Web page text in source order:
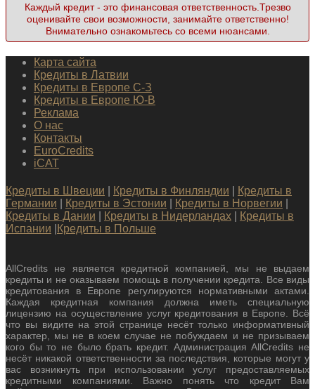
Каждый кредит - это финансовая ответственность.Трезво
оценивайте свои возможности, занимайте ответственно!
Внимательно ознакомьтесь со всеми нюансами.
Карта сайта
Кредиты в Латвии
Кредиты в Европе С-З
Кредиты в Европе Ю-В
Реклама
О нас
Контакты
EuroCredits
iCAT
Кредиты в Швеции Кредиты в Финляндии
Кредиты в
Германии
Кредиты в Эстонии Кредиты в Норвегии
Кредиты в Дании
Кредиты в Нидерландах
Кредиты в
Испании
Кредиты в Польше
AllCredits не является кредитной компанией, мы не выдаем
кредиты и не оказываем помощь в получении кредита. Все виды
кредитования в Европе регулируются нормативными актами.
Каждая кредитная компания должна иметь специальную
лицензию на осуществление услуг кредитования в Европе. Всё
что вы видите на этой странице несёт только информативный
характер, мы не в коем случае не побуждаем и не призываем
кого бы то не было брать кредит. Администрация AllCredits не
несёт никакой ответственности за последствия, которые могут у
вас возникнуть при использовании услуг предоставляемых
кредитными компаниями. Важно понять что кредит Вам